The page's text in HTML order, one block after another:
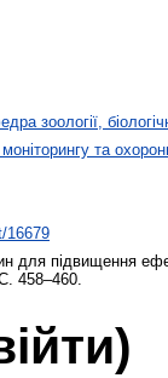
зоології,
моніторингу та
16679
для підвищення
458–460.